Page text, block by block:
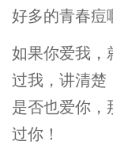
好多的青春痘
如果你爱我，
过我，讲清楚
是否也爱你
过你！